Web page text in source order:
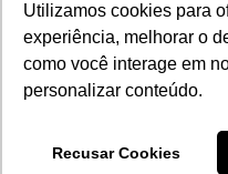
Utilizamos cookies para
experiência, melhorar o
como você interage em
personalizar conteúdo.
Recusar Cookies
© Me2